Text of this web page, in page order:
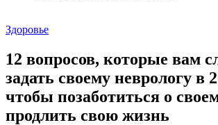
Здоровье
12 вопросов, которые вам
задать своему неврологу в
чтобы позаботиться о
продлить свою жизнь